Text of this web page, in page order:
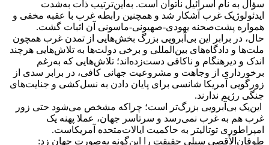
سؤال به نام اسرائیل ناتوان است. به‌این‌ترتیب ذات به‌شدت
ایدئولوژیک غرب آشکار شد و همچنین رابطه غرب با عقبه مخفی و
همواره پشت‌صحنه یهودی-صهیونی-ماسونی آن اثبات گشت.
حال، در برابر این بی‌آبرویی بزرگ بخش‌هایی از تمدن غرب همچون
ملت‌ها و دادگاه‌های بین‌المللی و برخی دولت‌ها به تلاش‌هایی هرچند
اندک و دیرهنگام و ناکافی دست‌زده‌اند؛ تلاش‌هایی که به‌رغم
برخورداری از وجاهت و مشروعیت جهانی کافی، در برابر سدی از
زورگویی آمریکا شانسی برای پایان دادن به نسل‌کشی و جنایت‌های
جنگی رژیم ندارند.
این‌یک بی‌آبرویی بزرگ‌تر است؛ چراکه مشخص می‌شود حتی زور
غرب هم به غرب نمی‌رسد و سرتاسر جهان، عملا پهنه یک
امپراطوری توتالیتر به حاکمیت ایالات‌متحده آمریکاست.
طوفان‌الأقصی سیلی حقیقت را این‌گونه به‌صورت جهان زد: